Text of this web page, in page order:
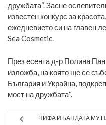
дружбата“. Засне
известен конкурс за
ежедневието си на главен
Sea Cosmetic.
През есента д-р Полина
изложба, на която ще се
България и Украйна,
мост на дружбата“.
ПИФА И БАНДАТА МУ